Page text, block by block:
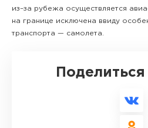
из–за рубежа осуществляется
на границе исключена ввиду
транспорта — самолета.
Поделиться